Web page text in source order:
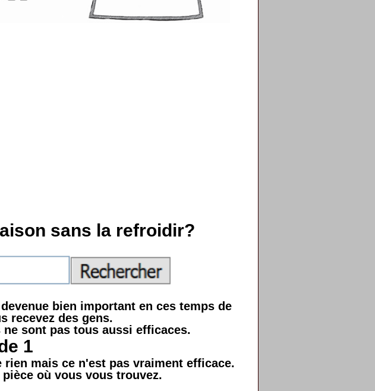
sans la refroidir?
bien important en ces temps de
recevez des gens.
sont pas tous aussi efficaces.
1
mais ce n'est pas vraiment efficace.
où vous vous trouvez.